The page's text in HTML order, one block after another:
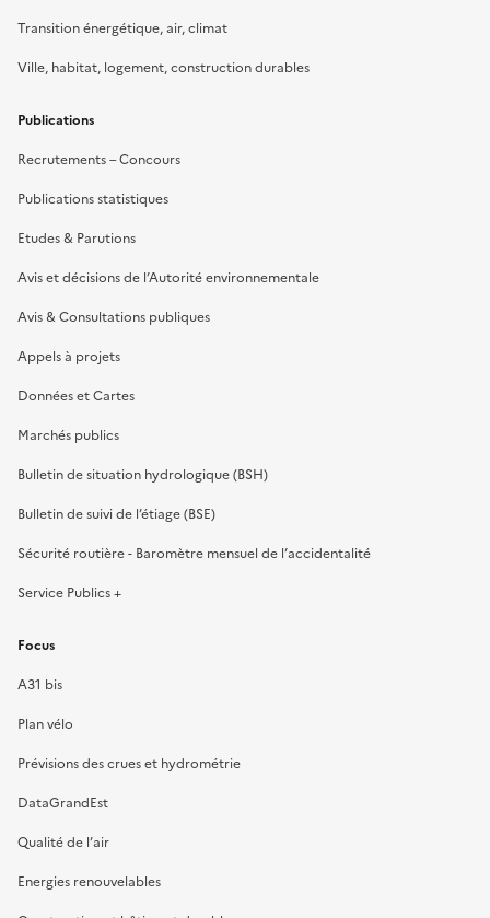
Transition énergétique, air, climat
Ville, habitat, logement, construction durables
Publications
Recrutements – Concours
Publications statistiques
Etudes & Parutions
Avis et décisions de l’Autorité environnementale
Avis & Consultations publiques
Appels à projets
Données et Cartes
Marchés publics
Bulletin de situation hydrologique (BSH)
Bulletin de suivi de l’étiage (BSE)
Sécurité routière - Baromètre mensuel de l’accidentalité
Service Publics +
Focus
A31 bis
Plan vélo
Prévisions des crues et hydrométrie
DataGrandEst
Qualité de l’air
Energies renouvelables